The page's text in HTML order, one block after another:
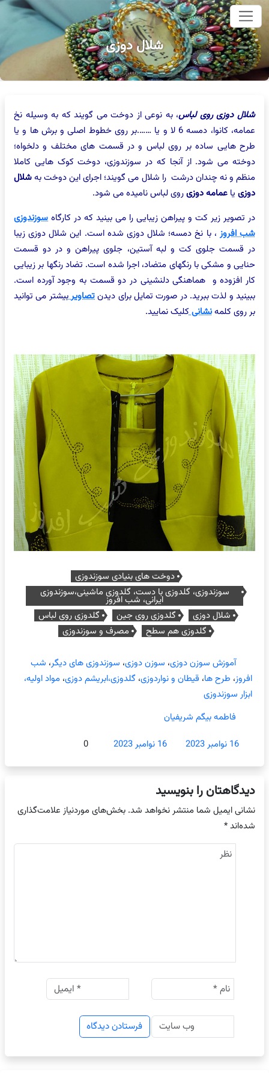
اصلی
شلال دوزی
شلال دوزی روی لباس، به نوعی از دوخت می گویند که به وسیله نخ
عمامه، کانوا، دمسه 6 لا و یا …….بر روی خطوط اصلی و برش ها و یا
طرح هایی ساده بر روی لباس و در قسمت های مختلف و دلخواه؛
دوخته می شود. از آنجا که در سوزندوزی، دوخت کوک هایی کاملا
منظم و نه چندان درشت را شلال می گویند؛ اجرای این دوخت بهشلال
دوزی یاعمامه دوزیروی لباس نامیده می شود.
در تصویر زیر کت و پیراهن زیبایی را می بینید که در کارگاه سوزندوزی
شب افروز ، با نخ دمسه؛ شلال دوزی شده است. این شلال دوزی زیبا
در قسمت جلوی کت و لبه آستین، جلوی پیراهن و در دو قسمت
حنایی و مشکی با رنگهای متضاد، اجرا شده است. تضاد رنگها بر زیبایی
کار افزوده و هماهنگی دلنشینی در دو قسمت به وجود آورده است.
ببینید و لذت ببرید. در صورت تمایل برای دیدنتصاویربیشتر می توانید
بر روی کلمهنشانیکلیک نمایید.
دوخت های بنیادی سوزندوزی
سوزندوزی، گلدوزی با دست، گلدوزی ماشینی،سوزندوزی
ایرانی، شب افروز
شلال دوزی
گلدوزی روی جین
گلدوزی روی لباس
گلدوزی هم سطح
مصرف و سوزندوزی
آموزش سوزن دوزی، سوزن دوزی، سوزندوزی های دیگر، شب
افروز، طرح ها، قیطان و نواردوزی،گلدوزی،ابریشم دوزی،مواد اولیه،
ابزار سوزندوزی
فاطمه بیگم شریفیان
16 نوامبر 2023
16 نوامبر 2023 0
دیدگاهتان را بنویسید
نشانی ایمیل شما منتشر نخواهد شد. بخش‌های موردنیاز علامت‌گذاری
شده‌اند*